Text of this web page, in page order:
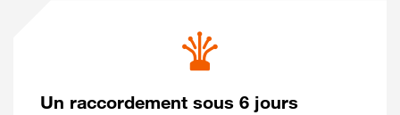
Un raccordement sous 6 jours